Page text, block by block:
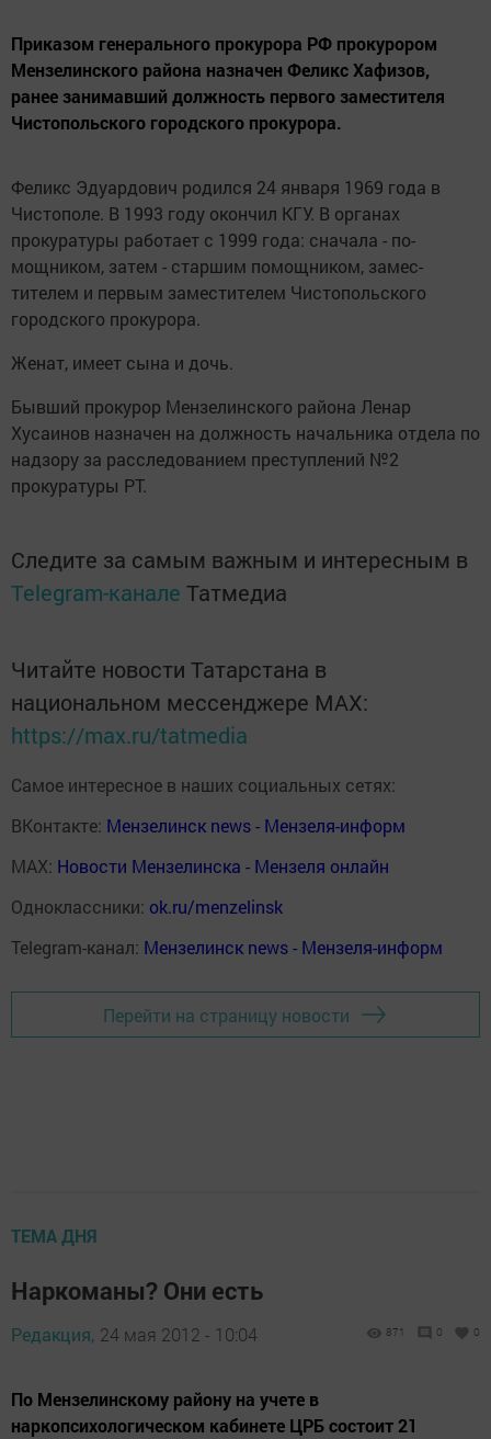
Приказом генерального прокурора РФ прокурором
Мензелинского района назначен Феликс Хафизов,
ранее занимавший должность первого заместителя
Чистопольского городского прокурора.
Феликс Эдуардович ро­дился 24 января 1969 года в
Чистополе. В 1993 году окончил КГУ. В органах
прокуратуры работает с 1999 года: сначала - по­
мощником, затем - стар­шим помощником, замес­
тителем и первым замес­тителем Чистопольского
городского прокурора.
Женат, имеет сына и дочь.
Бывший прокурор Мен­зелинского района Ленар
Хусаинов назначен на должность начальника отдела по
надзору за рас­следованием преступле­ний №2
прокуратуры РТ.
Следите за самым важным и интересным в
Telegram-канале Татмедиа
Читайте новости Татарстана в
национальном мессенджере MАХ:
https://max.ru/tatmedia
Самое интересное в наших социальных сетях:
ВКонтакте: Мензелинск news - Мензеля-информ
MAX: Новости Мензелинска - Мензеля онлайн
Одноклассники: ok.ru/menzelinsk
Telegram-канал: Мензелинск news - Мензеля-информ
Перейти на страницу новости
ТЕМА ДНЯ
Наркоманы? Они есть
Редакция, 24 мая 2012 - 10:04 871 0 0
По Мензелинскому району на учете в
наркопсихологическом кабинете ЦРБ состоит 21